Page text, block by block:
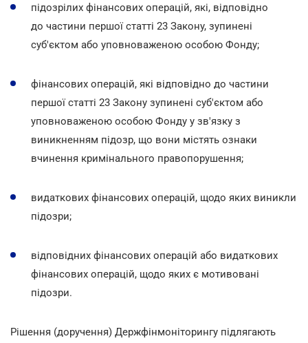
підозрілих фінансових операцій, які, відповідно
до частини першої статті 23 Закону, зупинені
суб'єктом або уповноваженою особою Фонду;
фінансових операцій, які відповідно до частини
першої статті 23 Закону зупинені суб'єктом або
уповноваженою особою Фонду у зв'язку з
виникненням підозр, що вони містять ознаки
вчинення кримінального правопорушення;
видаткових фінансових операцій, щодо яких виникли
підозри;
відповідних фінансових операцій або видаткових
фінансових операцій, щодо яких є мотивовані
підозри.
Рішення (доручення) Держфінмоніторингу підлягають